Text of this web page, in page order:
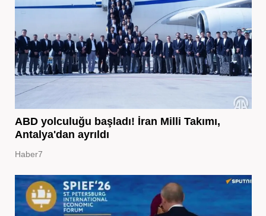
ABD yolculuğu başladı! İran Milli Takımı,
Antalya'dan ayrıldı
Haber7